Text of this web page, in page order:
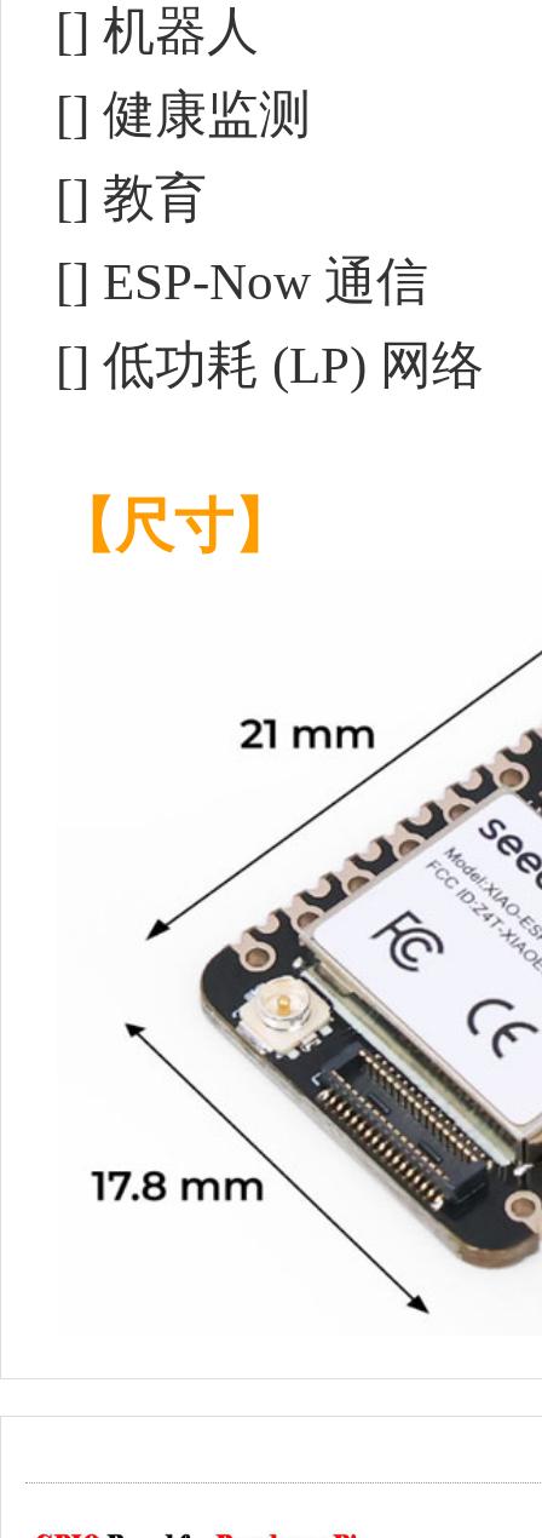
[] 机器人
[] 健康监测
[] 教育
[] ESP-Now 通信
[] 低功耗 (LP) 网络
【尺寸】